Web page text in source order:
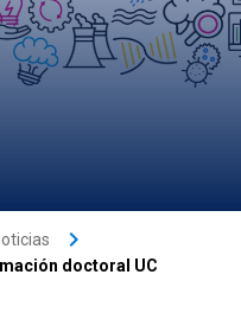
keyboard_arrow_right
doctoral UC